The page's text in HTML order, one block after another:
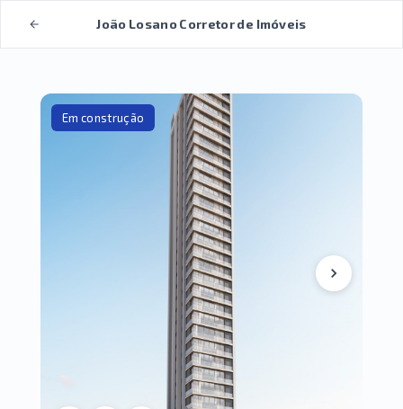
João Losano Corretor de Imóveis
Em construção